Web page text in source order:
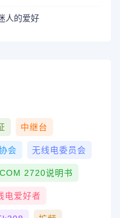
人的爱好
中继台
会 无线电委员会
2720说明书
电爱好者